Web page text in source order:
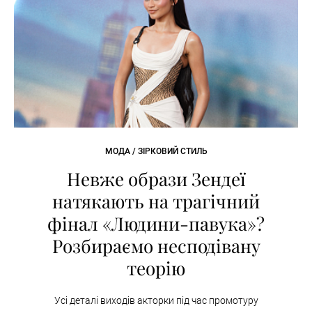
МОДА / ЗІРКОВИЙ СТИЛЬ
Невже образи Зендеї
натякають на трагічний
фінал «Людини-павука»?
Розбираємо несподівану
теорію
Усі деталі виходів акторки під час промотуру